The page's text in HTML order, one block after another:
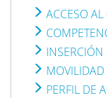
ACCESO
MOVILIDAD
PERFIL DE